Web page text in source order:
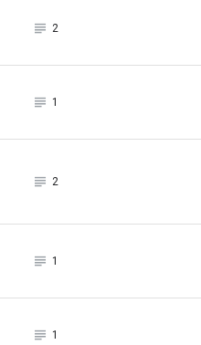
subject_black
2
subject_black
1
subject_black
2
subject_black
1
subject_black
1